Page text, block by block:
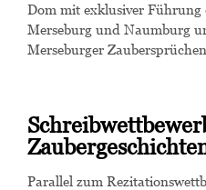
Dom mit exklusiver
Merseburg und Naumburg
Merseburger
Parallel zum